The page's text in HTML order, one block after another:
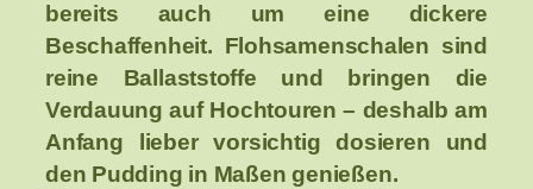
bereits auch um eine dickere
Beschaffenheit. Flohsamenschalen sind
reine Ballaststoffe und bringen die
Verdauung auf Hochtouren – deshalb am
Anfang lieber vorsichtig dosieren und
den Pudding in Maßen genießen.